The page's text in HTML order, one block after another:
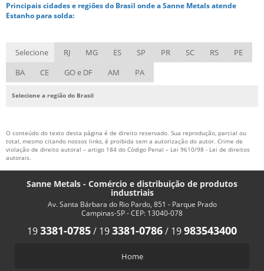
VÁLVULA CORTA CHAMA PREÇO
CONSUMÍVEIS DE SOLDAGEM
CONSUMÍVEIS PARA SOLDAGEM TIG
DISTRIBUIDOR DE ARAME DE SOLDA MIG
FORNECEDOR ARAME MIG
FORNECEDOR SOLDA MIG
REVESTIMENTO DURO STELLITE
Principais cidades e regiões do Brasil onde a Sanne Metals atende
Estanho para solda:
Selecione RJ MG ES SP PR SC RS
PE
BA
CE GO e DF AM PA
Selecione a região do Brasil
O conteúdo do texto desta página é de direito reservado. Sua reprodução, parcial ou
total, mesmo citando nossos links, é proibida sem a autorização do autor. Crime de
violação de direito autoral – artigo 184 do Código Penal – Lei 9610/98 - Lei de direitos
autorais.
Sanne Metals - Comércio e distribuição de produtos
industriais
Av. Santa Bárbara do Rio Pardo, 851 - Parque Prado
Campinas-SP - CEP: 13040-078
193381-0785/ 193381-0786/ 19983543400
Home